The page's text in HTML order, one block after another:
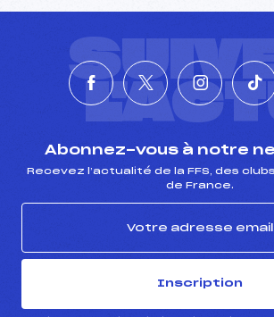
Abonnez-vous à notre
Recevez l’actualité de la FFS, des
de France.
Inscription